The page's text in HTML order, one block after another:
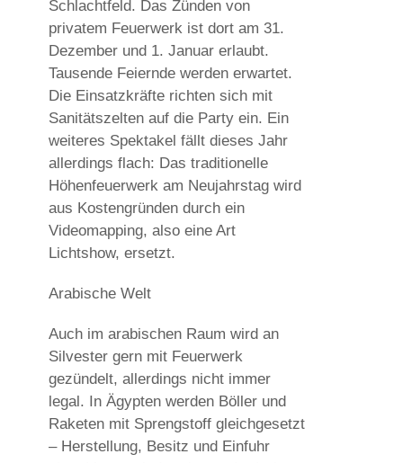
Schlachtfeld. Das Zünden von
privatem Feuerwerk ist dort am 31.
Dezember und 1. Januar erlaubt.
Tausende Feiernde werden erwartet.
Die Einsatzkräfte richten sich mit
Sanitätszelten auf die Party ein. Ein
weiteres Spektakel fällt dieses Jahr
allerdings flach: Das traditionelle
Höhenfeuerwerk am Neujahrstag wird
aus Kostengründen durch ein
Videomapping, also eine Art
Lichtshow, ersetzt.
Arabische Welt
Auch im arabischen Raum wird an
Silvester gern mit Feuerwerk
gezündelt, allerdings nicht immer
legal. In Ägypten werden Böller und
Raketen mit Sprengstoff gleichgesetzt
– Herstellung, Besitz und Einfuhr